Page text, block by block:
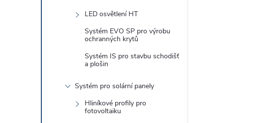
LED osvětlení HT
Systém EVO SP pro výrobu
ochranných krytů
Systém IS pro stavbu schodišť
a plošin
Systém pro solární panely
Hliníkové profily pro
fotovoltaiku